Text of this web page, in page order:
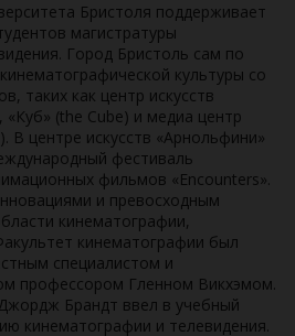
Бристоля поддерживает
магистратуры
Город Бристоль сам по
культуры со
таких как центр искусств
(the Cube) и медиа центр
В центре искусств «Арнольфини»
фестиваль
фильмов «Encounters».
и превосходным
кинематографии,
кинематографии был
специалистом и
профессором Гленном Викхэмом.
Брандт ввел в учебный
кинематографии и телевидения.